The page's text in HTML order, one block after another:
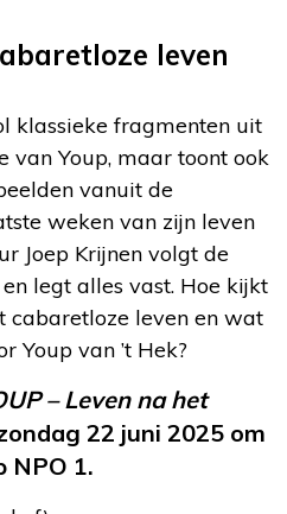
leven
klassieke fragmenten uit
van Youp, maar toont ook
vanuit de
weken van zijn leven
Joep Krijnen volgt de
legt alles vast. Hoe kijkt
cabaretloze leven en wat
Youp van ’t Hek?
– Leven na het
22 juni 2025 om
NPO 1.